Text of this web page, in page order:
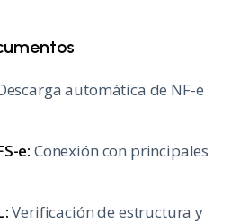
automática de NF-e
e: Conexión con principales
Verificación de estructura y